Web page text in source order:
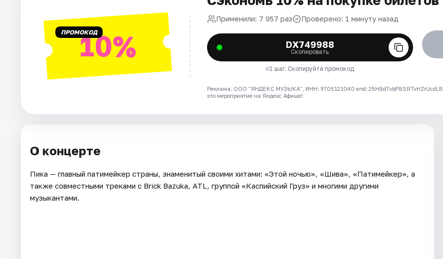
ПРОМОКОД10%
Применили: 7 957 раз Проверено: 1 минуту назад
DX749988
Скопировать
1 шаг. Скопируйте промокод
Реклама. ООО "ЯНДЕКС МУЗЫКА", ИНН: 9705121040 erid: 25H8d7vbP8SRTvHZrUcdLB
это мероприятие на Яндекс Афише!
О концерте
Пика — главный патимейкер страны, знаменитый своими хитами: «Этой ночью», «Шива», «Патимейкер», а
также совместными треками с Brick Bazuka, ATL, группой «Каспийский Груз» и многими другими
музыкантами.